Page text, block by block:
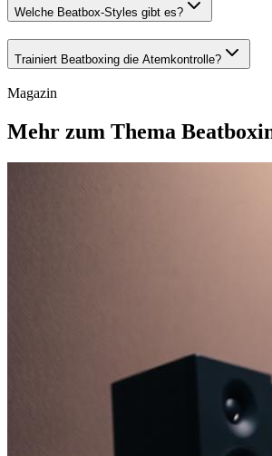
Welche Beatbox-Styles gibt es?
Trainiert Beatboxing die Atemkontrolle?
Magazin
Mehr zum Thema